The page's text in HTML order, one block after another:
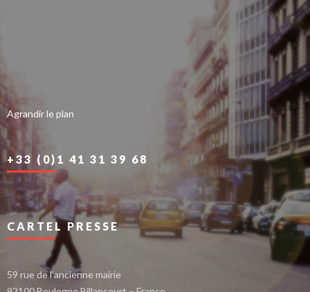
Agrandir le plan
+33 (0)1 41 31 39 68
CARTEL PRESSE
59 rue de l’ancienne mairie